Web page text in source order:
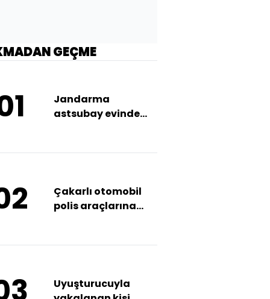
GEÇME
Jandarma
astsubay evinde
Çakarlı otomobil
polis araçlarına
Uyuşturucuyla